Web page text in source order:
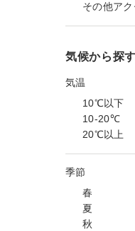
その他ア
気候から探す
気温
10℃以下
10-20℃
20℃以上
季節
春
夏
秋